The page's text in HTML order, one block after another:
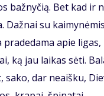
baž­ny­čią. Bet kad
Daž­nai su
apie
ką jau lai­kas sė­ti.
dar ne­aiš­ku,